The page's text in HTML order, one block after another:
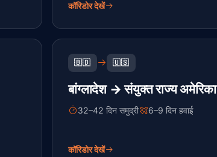
कॉरिडोर देखें
🇧🇩 🇺🇸
बांग्लादेश → संयुक्त राज्य अमेरिका
32–42 दिन समुद्री 6–9 दिन हवाई
कॉरिडोर देखें